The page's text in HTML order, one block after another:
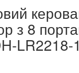
з 8
LR2218-